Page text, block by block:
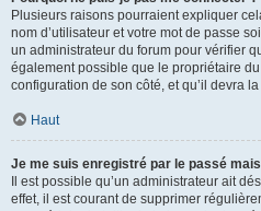
Plusieurs raisons pourraient expliquer
nom d’utilisateur et votre mot de passe
un administrateur du forum pour vérifier
également possible que le propriétaire
configuration de son côté, et qu’il devra
Haut
Je me suis enregistré par le passé
Il est possible qu’un administrateur ait
effet, il est courant de supprimer